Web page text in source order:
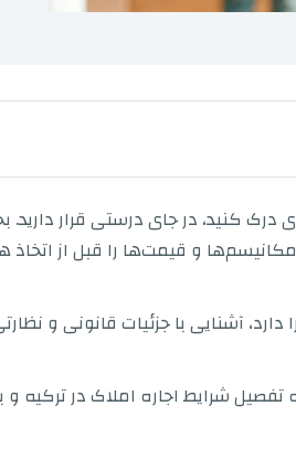
کنید، در جای درستی قرار دارید.
و قیمت‌ها را قبل از
آشنایی با جزئیات قانونی و
تفصیل شرایط اجاره املاک در ترکیه و